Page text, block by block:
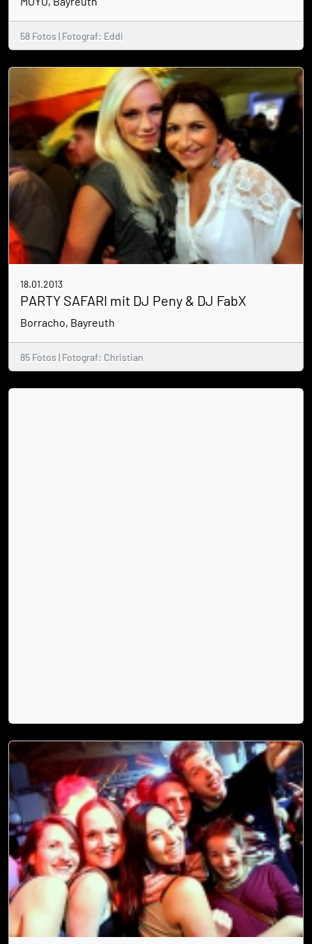
58 Fotos | Fotograf: Eddi
18.01.2013
PARTY SAFARI mit DJ Peny & DJ FabX
Borracho, Bayreuth
85 Fotos | Fotograf: Christian